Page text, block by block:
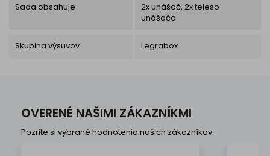
Sada obsahuje
2x unášač, 2x teleso
unášača
Skupina výsuvov Legrabox
OVERENÉ NAŠIMI ZÁKAZNÍKMI
Pozrite si vybrané hodnotenia našich zákazníkov.